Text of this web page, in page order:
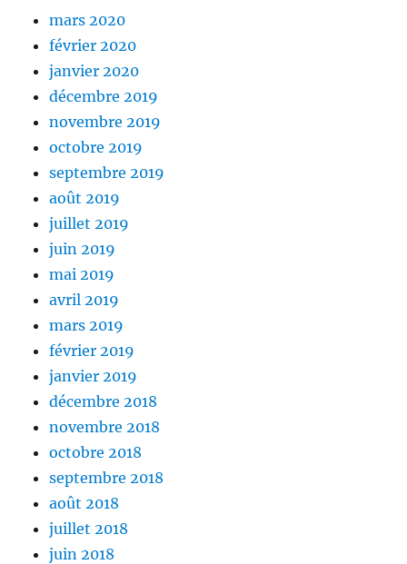
mars 2020
février 2020
janvier 2020
décembre 2019
novembre 2019
octobre 2019
septembre 2019
août 2019
juillet 2019
juin 2019
mai 2019
avril 2019
mars 2019
février 2019
janvier 2019
décembre 2018
novembre 2018
octobre 2018
septembre 2018
août 2018
juillet 2018
juin 2018